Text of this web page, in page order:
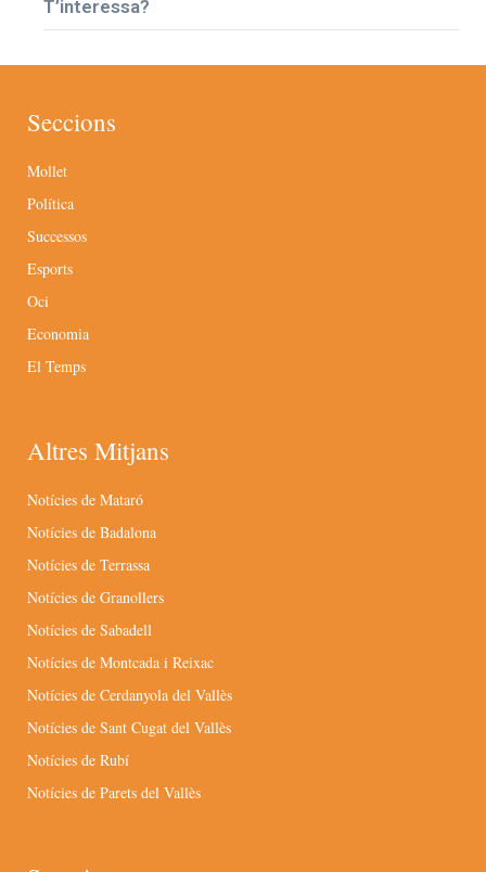
T’interessa?
Seccions
Mollet
Política
Successos
Esports
Oci
Economia
El Temps
Altres Mitjans
Notícies de Mataró
Notícies de Badalona
Notícies de Terrassa
Notícies de Granollers
Notícies de Sabadell
Notícies de Montcada i Reixac
Notícies de Cerdanyola del Vallès
Notícies de Sant Cugat del Vallès
Notícies de Rubí
Notícies de Parets del Vallès